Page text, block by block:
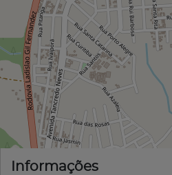
Informações